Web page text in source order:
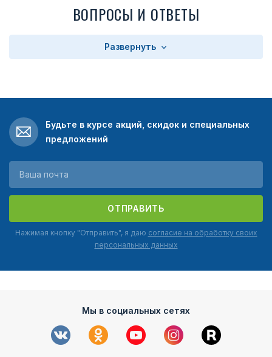
ВОПРОСЫ И ОТВЕТЫ
Развернуть
Будьте в курсе акций, скидок и специальных
предложений
ОТПРАВИТЬ
Нажимая кнопку "Отправить", я даю согласие на обработку своих
персональных данных
Мы в социальных сетях